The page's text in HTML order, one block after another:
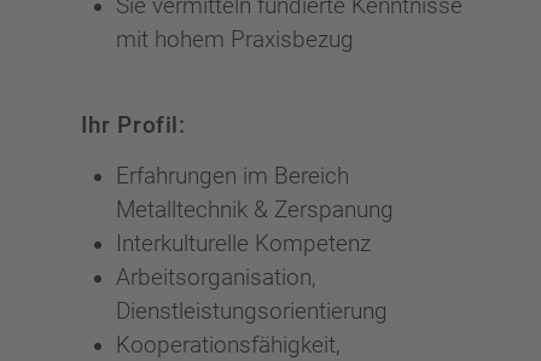
Sie vermitteln fundierte Kenntnisse
mit hohem Praxisbezug
Ihr Profil:
Erfahrungen im Bereich
Metalltechnik & Zerspanung
Interkulturelle Kompetenz
Arbeitsorganisation,
Dienstleistungsorientierung
Kooperationsfähigkeit,